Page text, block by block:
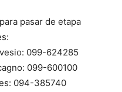
pasar de etapa
099-624285
099-600100
094-385740